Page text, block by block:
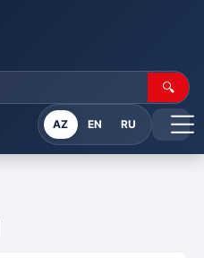
🔍
AZ EN RU